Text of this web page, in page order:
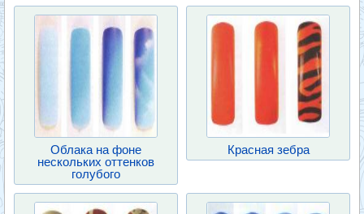
Облака на фоне
нескольких оттенков
голубого
Красная зебра